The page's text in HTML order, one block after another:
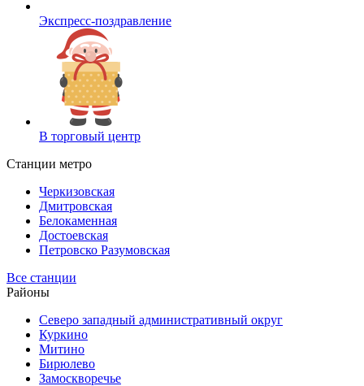
Экспресс-поздравление
В торговый центр
Станции метро
Черкизовская
Дмитровская
Белокаменная
Достоевская
Петровско Разумовская
Все станции
Районы
Северо западный административный округ
Куркино
Митино
Бирюлево
Замоскворечье